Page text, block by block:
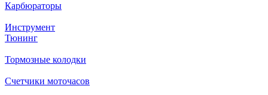
Карбюраторы
Инструмент
Тюнинг
Тормозные колодки
Счетчики моточасов